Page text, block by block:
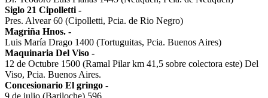
Siglo 21 Cipolletti -
Pres. Alvear 60 (Cipolletti, Pcia. de Rio Negro)
Magriña Hnos. -
Luis María Drago 1400 (Tortuguitas, Pcia. Buenos Aires)
Maquinaria Del Viso -
12 de Octubre 1500 (Ramal Pilar km 41,5 sobre colectora este) Del
Viso, Pcia. Buenos Aires.
Concesionario El gringo -